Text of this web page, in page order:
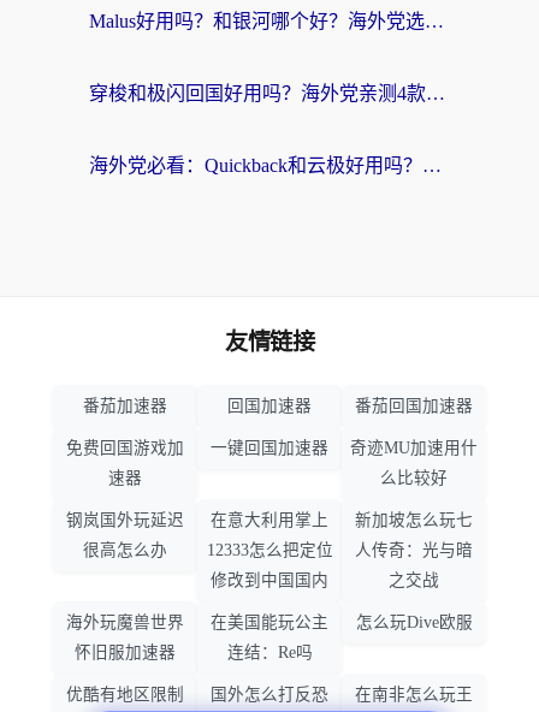
Malus好用吗？和银河哪个好？海外党选回国加速器的避坑指南（附乌克兰玩国内游戏实测）
穿梭和极闪回国好用吗？海外党亲测4款加速器+1个隐藏宝藏
海外党必看：Quickback和云极好用吗？3招教你选对回国加速器（附PC端VPN实测对比）
友情链接
番茄加速器 回国加速器 番茄回国加速器
免费回国游戏加
速器
一键回国加速器
奇迹MU加速用什
么比较好
钢岚国外玩延迟
很高怎么办
在意大利用掌上
12333怎么把定位
修改到中国国内
新加坡怎么玩七
人传奇：光与暗
之交战
海外玩魔兽世界
怀旧服加速器
在美国能玩公主
连结：Re吗
怎么玩Dive欧服
优酷有地区限制 国外怎么打反恐 在南非怎么玩王